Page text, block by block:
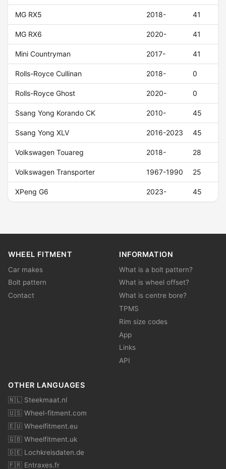
MG RX5 2018- 41
MG RX6 2020- 41
Mini Countryman 2017- 41
Rolls-Royce Cullinan 2018- 0
Rolls-Royce Ghost 2020- 0
Ssang Yong Korando CK 2010- 45
Ssang Yong XLV 2016-2023 45
Volkswagen Touareg 2018- 28
Volkswagen Transporter 1967-1990 25
XPeng G6 2023- 45
WHEEL FITMENT
Car makes
Bolt pattern
Contact
INFORMATION
What is a bolt pattern?
What is wheel offset?
What is centre bore?
TPMS
Rim size codes
App
Links
API
OTHER LANGUAGES
🇳🇱 Steekmaat.nl
🇺🇸 Wheel-fitment.com
🇪🇺 Wheelfitment.eu
🇬🇧 Wheelfitment.uk
🇩🇪 Lochkreisdaten.de
🇫🇷 Entraxes.fr